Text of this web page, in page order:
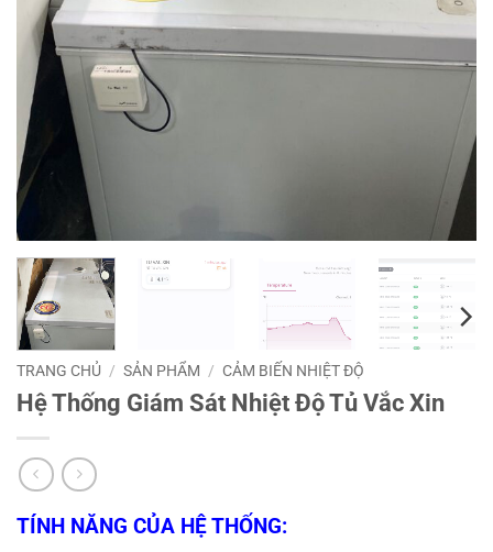
TRANG CHỦ / SẢN PHẨM / CẢM BIẾN NHIỆT ĐỘ
Hệ Thống Giám Sát Nhiệt Độ Tủ Vắc Xin
TÍNH NĂNG CỦA HỆ THỐNG: